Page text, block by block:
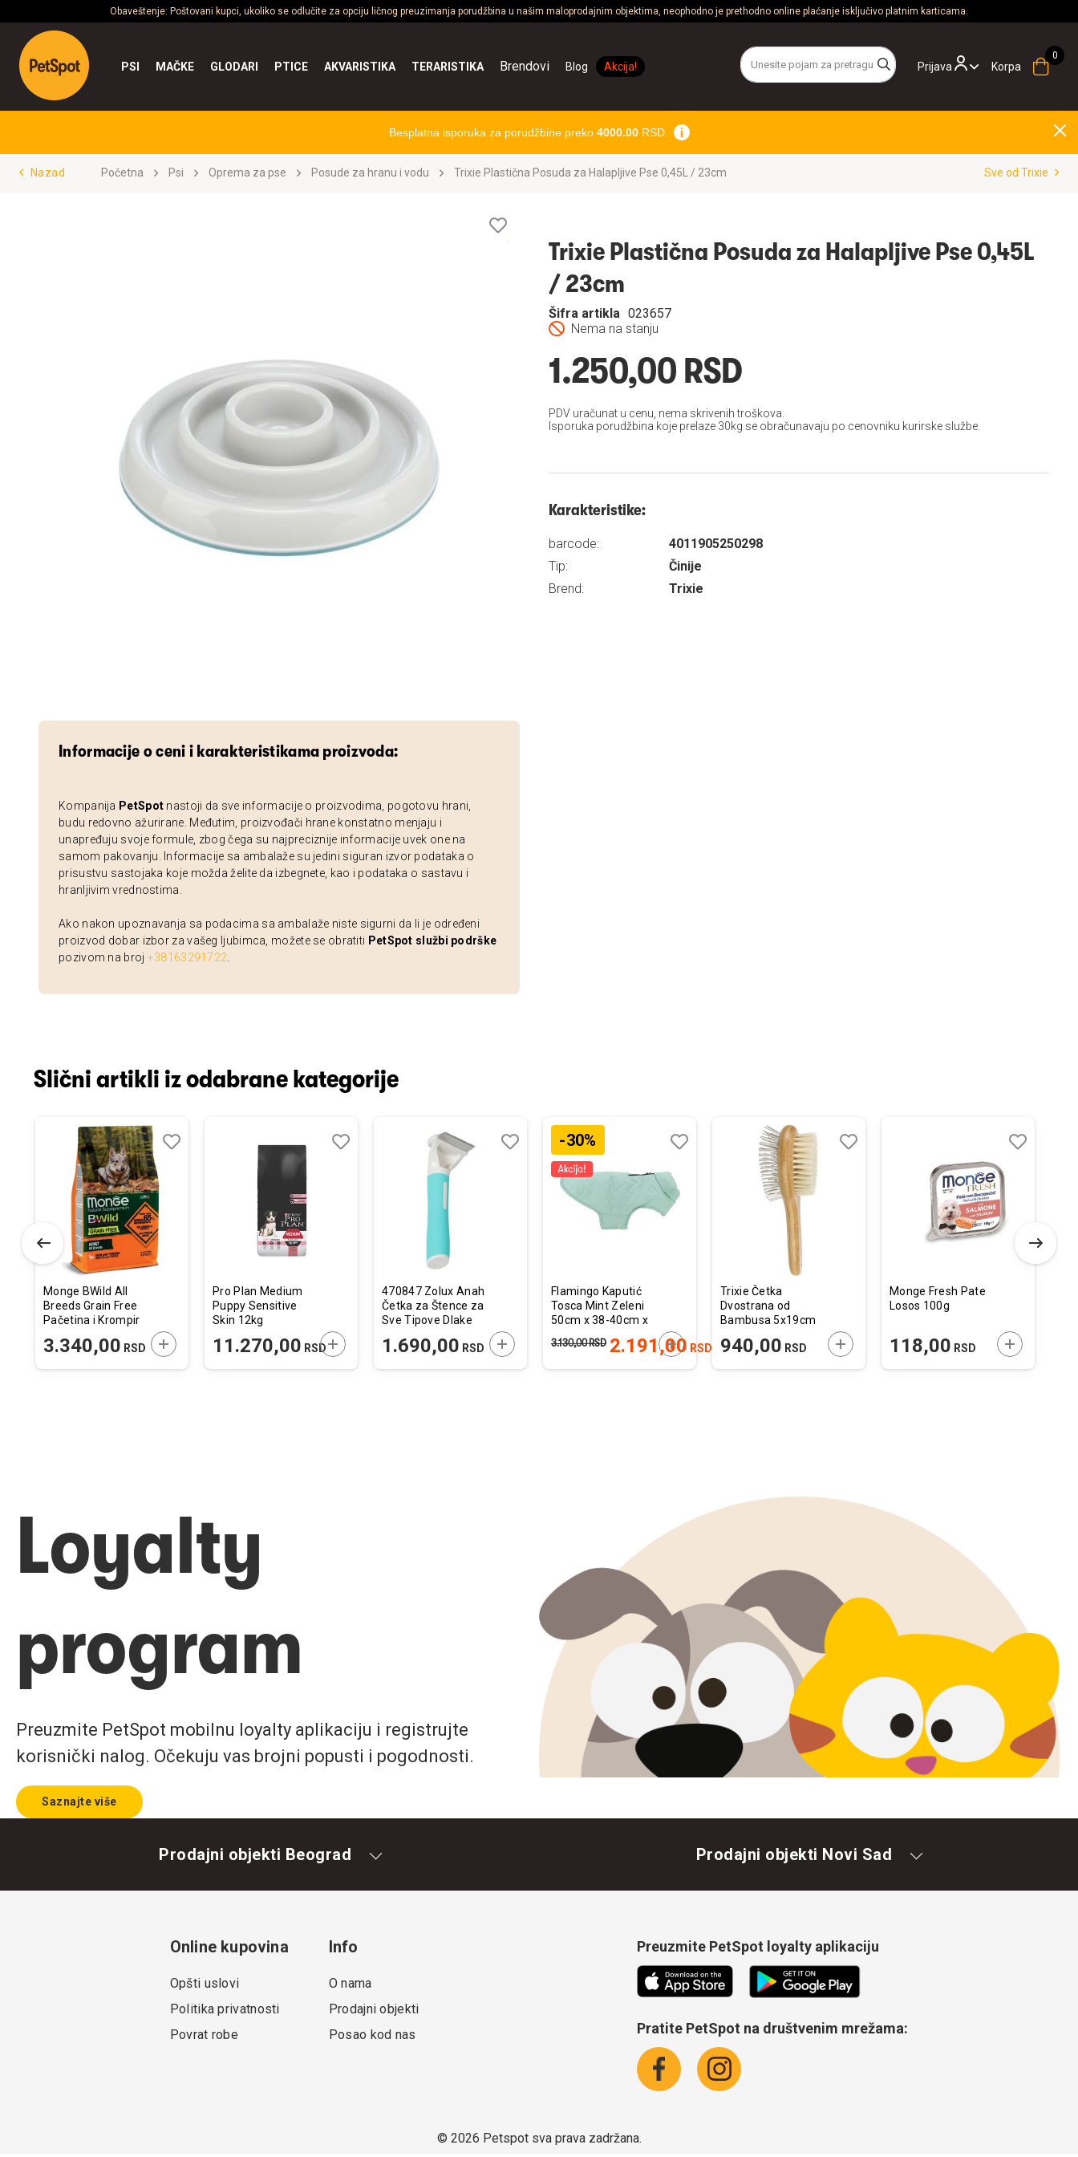
Obaveštenje: Poštovani kupci, ukoliko se odlučite za opciju ličnog preuzimanja porudžbina u našim maloprodajnim objektima, neophodno je prethodno online plaćanje isključivo platnim karticama.
Prijava
PSI MAČKE GLODARI PTICE AKVARISTIKA TERARISTIKA Brendovi Blog Akcija! Korpa
Besplatna isporuka za porudžbine preko 4000.00RSD.
Nazad Početna Psi Oprema za pse Posude za hranu i vodu Trixie Plastična Posuda za Halapljive Pse 0,45L / 23cm Sve od Trixie
Informacije o ceni i karakteristikama proizvoda:
Kompanija PetSpot nastoji da sve informacije o proizvodima, pogotovu hrani,
budu redovno ažurirane. Međutim, proizvođači hrane konstatno menjaju i
unapređuju svoje formule, zbog čega su najpreciznije informacije uvek one na
samom pakovanju. Informacije sa ambalaže su jedini siguran izvor podataka o
prisustvu sastojaka koje možda želite da izbegnete, kao i podataka o sastavu i
hranljivim vrednostima.
Ako nakon upoznavanja sa podacima sa ambalaže niste sigurni da li je određeni
proizvod dobar izbor za vašeg ljubimca, možete se obratiti PetSpot službi podrške
pozivom na broj +38163291722
želja
Trixie Plastična Posuda za Halapljive Pse 0,45L
/ 23cm
Nema na stanju
Šifra artikla 023657
1.250,00 RSD
PDV uračunat u cenu, nema skrivenih troškova.
Isporuka porudžbina koje prelaze 30kg se obračunavaju po cenovniku kurirske službe.
Karakteristike:
barcode:
4011905250298
Tip:
Činije
Brend:
Trixie
Slični artikli iz odabrane kategorije
U KORPU
Monge BWild All
Breeds Grain Free
Pačetina i Krompir
3.340,00 RSD DODAJTE U KORPU
Pro Plan Medium
Puppy Sensitive
Skin 12kg
11.270,00 RSDDODAJTE U KORPU
470847 Zolux Anah
Četka za Štence za
Sve Tipove Dlake
1.690,00 RSD DODAJTE U KORPU
-30%
Flamingo Kaputić
Tosca Mint Zeleni
50cm x 38-40cm x
2.191,00 RSD
3.130,00RSD DODAJTE U KORPU
u
listu
želja
Trixie Četka
Dvostrana od
Bambusa 5x19cm
940,00 RSD DODAJTE U KORPU
Monge Fresh Pate
Losos 100g
118,00 RSD DODAJTE U
Loyalty
program
Preuzmite PetSpot mobilnu loyalty aplikaciju i registrujte
korisnički nalog. Očekuju vas brojni popusti i pogodnosti.
Saznajte više
Prodajni objekti Beograd Prodajni objekti Novi Sad
Online kupovina
Opšti uslovi
Politika privatnosti
Povrat robe
Info
O nama
Prodajni objekti
Posao kod nas
Preuzmite PetSpot loyalty aplikaciju
Pratite PetSpot na društvenim mrežama:
© 2026 Petspot sva prava zadržana.